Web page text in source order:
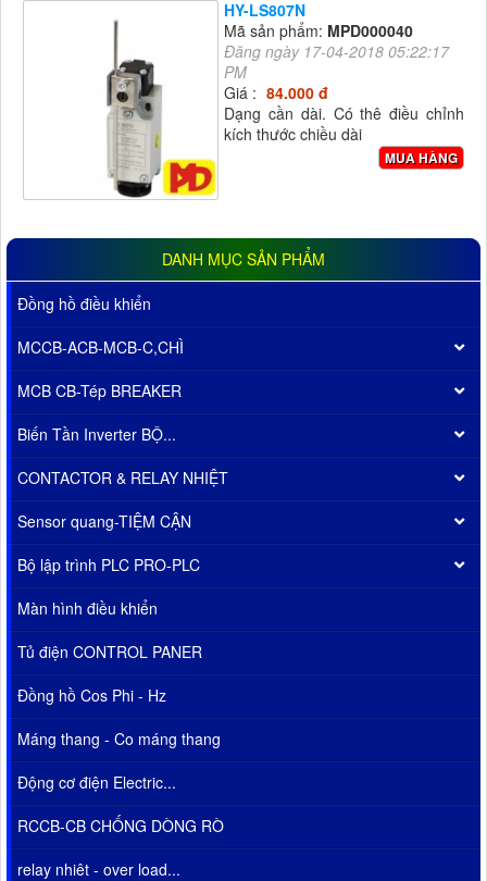
HY-LS807N
Mã sản phẩm: MPD000040
Đăng ngày 17-04-2018 05:22:17
PM
Giá : 84.000 đ
Dạng cần dài. Có thê điều chỉnh
kích thước chiều dài
MUA HÀNG
DANH MỤC SẢN PHẨM
Đồng hồ điều khiển
MCCB-ACB-MCB-C,CHÌ
MCB CB-Tép BREAKER
Biến Tần Inverter BỘ...
CONTACTOR & RELAY NHIỆT
Sensor quang-TIỆM CẬN
Bộ lập trình PLC PRO-PLC
Màn hình điều khiển
Tủ điện CONTROL PANER
Đồng hồ Cos Phi - Hz
Máng thang - Co máng thang
Động cơ điện Electric...
RCCB-CB CHỐNG DÒNG RÒ
relay nhiêt - over load...